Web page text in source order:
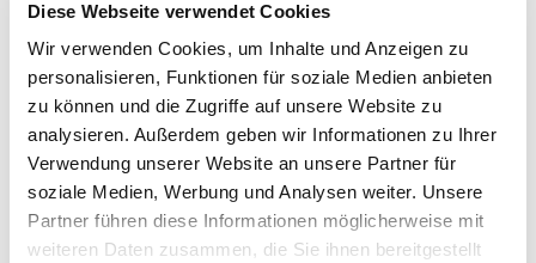
Diese Webseite verwendet Cookies
Wir verwenden Cookies, um Inhalte und Anzeigen zu
personalisieren, Funktionen für soziale Medien anbieten
zu können und die Zugriffe auf unsere Website zu
analysieren. Außerdem geben wir Informationen zu Ihrer
Verwendung unserer Website an unsere Partner für
soziale Medien, Werbung und Analysen weiter. Unsere
Partner führen diese Informationen möglicherweise mit
weiteren Daten zusammen, die Sie ihnen bereitgestellt
Sicherlich ist es als Studierender mit einem fordernden
Studium nicht immer möglich, noch nebenher Geld
hinzuzuverdienen. Das ist ein Nice-to-Have für deine
Finanzen, aber kein Must-Have. Denn ein Studium ist
schließlich auch eine Investition in dein Humankapital,
das sich später auszahlen wird. Falls du neben dem
Studium doch ein bisschen Zeit freischaufeln kannst,
könntest du dir beispielsweise überlegen, wie du mit
einfachen Tätigkeiten, ein bisschen was